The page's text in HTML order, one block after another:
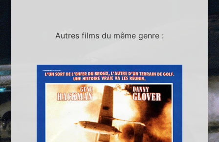
Autres films du même genre :